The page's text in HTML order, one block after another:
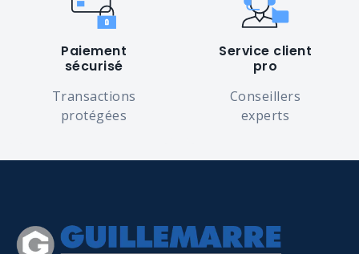
Paiement
sécurisé
Transactions
protégées
Service client
pro
Conseillers
experts